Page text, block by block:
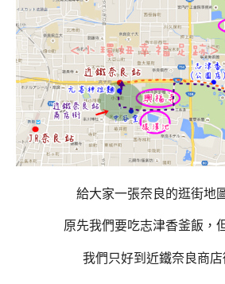
給大家一張奈良的逛街地
原先我們要吃志津香釜飯，
我們只好到近鐵奈良商